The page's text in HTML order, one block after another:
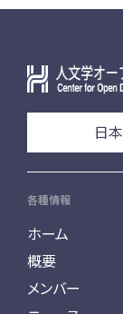
日
各種情報
ホーム
概要
メンバー